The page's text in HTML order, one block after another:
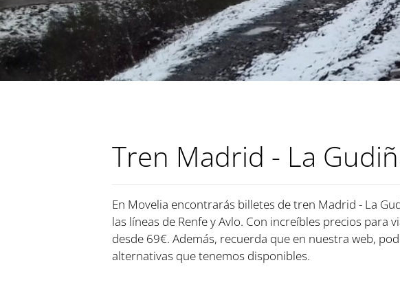
Tren Madrid - La
En Movelia encontrarás billetes de tren Madrid - La
las líneas de Renfe y Avlo. Con increíbles precios
desde 69€. Además, recuerda que en nuestra web,
alternativas que tenemos disponibles.